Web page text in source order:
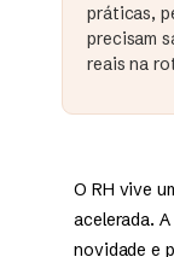
práticas,
precisam
reais na
O RH vive
acelerada.
novidade e